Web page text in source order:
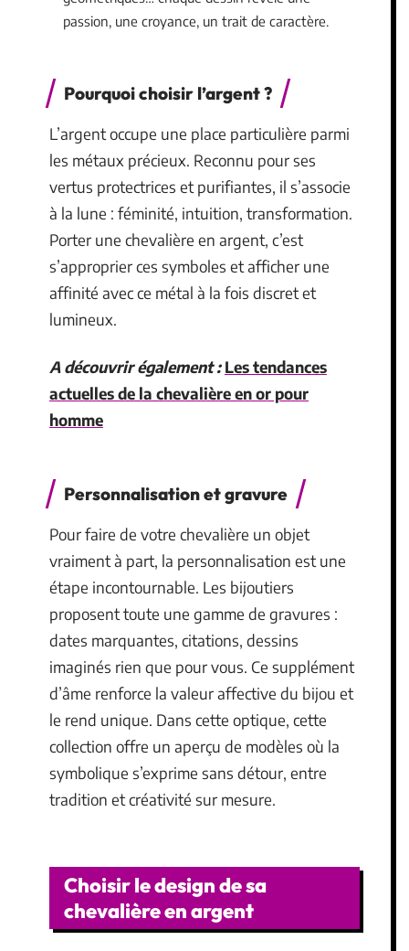
passion, une croyance, un trait de caractère.
Pourquoi choisir l’argent ?
L’argent occupe une place particulière parmi
les métaux précieux. Reconnu pour ses
vertus protectrices et purifiantes, il s’associe
à la lune : féminité, intuition, transformation.
Porter une chevalière en argent, c’est
s’approprier ces symboles et afficher une
affinité avec ce métal à la fois discret et
lumineux.
A découvrir également : Les tendances
actuelles de la chevalière en or pour
homme
Personnalisation et gravure
Pour faire de votre chevalière un objet
vraiment à part, la personnalisation est une
étape incontournable. Les bijoutiers
proposent toute une gamme de gravures :
dates marquantes, citations, dessins
imaginés rien que pour vous. Ce supplément
d’âme renforce la valeur affective du bijou et
le rend unique. Dans cette optique, cette
collection offre un aperçu de modèles où la
symbolique s’exprime sans détour, entre
tradition et créativité sur mesure.
Choisir le design de sa
chevalière en argent